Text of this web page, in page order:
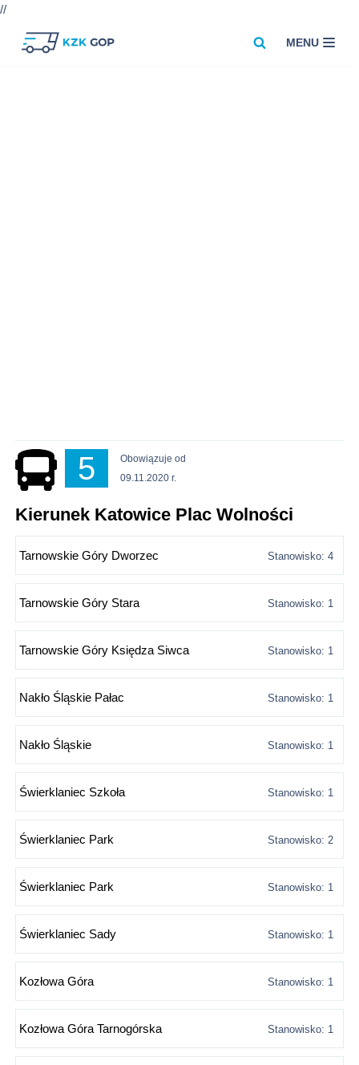
//
MENU
5
Obowiązuje od
09.11.2020 r.
Kierunek Katowice Plac Wolności
Tarnowskie Góry Dworzec Stanowisko: 4
Tarnowskie Góry Stara Stanowisko: 1
Tarnowskie Góry Księdza Siwca Stanowisko: 1
Nakło Śląskie Pałac Stanowisko: 1
Nakło Śląskie Stanowisko: 1
Świerklaniec Szkoła Stanowisko: 1
Świerklaniec Park Stanowisko: 2
Świerklaniec Park Stanowisko: 1
Świerklaniec Sady Stanowisko: 1
Kozłowa Góra Stanowisko: 1
Kozłowa Góra Tarnogórska Stanowisko: 1